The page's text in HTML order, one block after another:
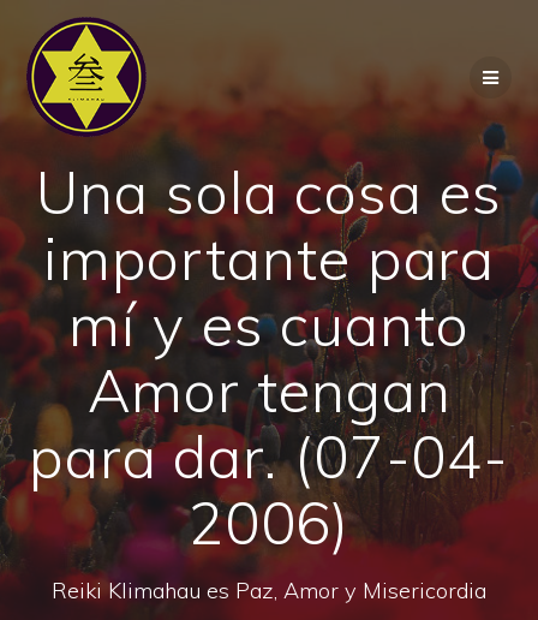
Una sola cosa es
importante para
mí y es cuanto
Amor tengan
para dar. (07-04-
2006)
Reiki Klimahau es Paz, Amor y Misericordia